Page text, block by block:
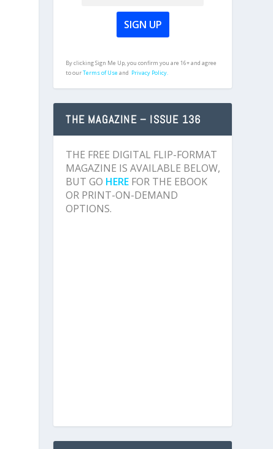
By clicking Sign Me Up, you confirm you are 16+ and agree
to ourTerms of Useand Privacy Policy.
THE MAGAZINE – ISSUE 136
THE FREE DIGITAL FLIP-FORMAT
MAGAZINE IS AVAILABLE BELOW,
BUT GO HERE FOR THE EBOOK
OR PRINT-ON-DEMAND
OPTIONS.